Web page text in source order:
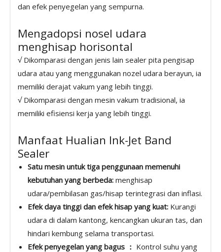
dan efek penyegelan yang sempurna.
Mengadopsi nosel udara
menghisap horisontal
√ Dikomparasi dengan jenis lain sealer pita pengisap
udara atau yang menggunakan nozel udara berayun, ia
memiliki derajat vakum yang lebih tinggi.
√ Dikomparasi dengan mesin vakum tradisional, ia
memiliki efisiensi kerja yang lebih tinggi.
Manfaat Hualian Ink-Jet Band
Sealer
Satu mesin untuk tiga penggunaan memenuhi
kebutuhan yang berbeda: menghisap
udara/pembilasan gas/hisap terintegrasi dan inflasi.
Efek daya tinggi dan efek hisap yang kuat: Kurangi
udara di dalam kantong, kencangkan ukuran tas, dan
hindari kembung selama transportasi.
Efek penyegelan yang bagus ： Kontrol suhu yang